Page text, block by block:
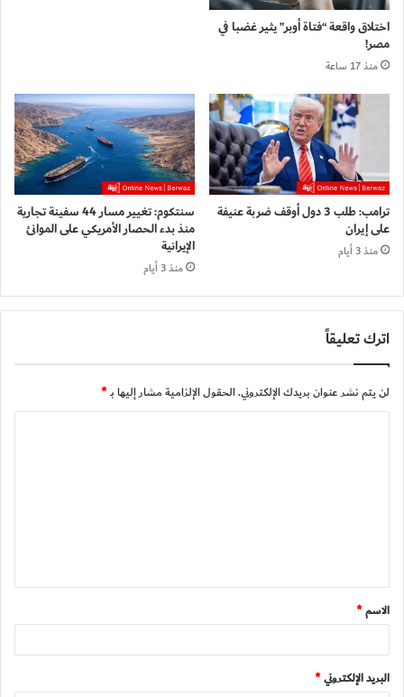
اختلاق واقعة “فتاة أوبر” يثير غضبا في
مصر!
منذ 17 ساعة
ترامب: طلب 3 دول أوقف ضربة عنيفة
على إيران
منذ 3 أيام
سنتكوم: تغيير مسار 44 سفينة تجارية
منذ بدء الحصار الأمريكي على الموانئ
الإيرانية
منذ 3 أيام
اترك تعليقاً
لن يتم نشر عنوان بريدك الإلكتروني.الحقول الإلزامية مشار إليها بـ*
ق
*
الاسم*
البريد الإلكتروني*